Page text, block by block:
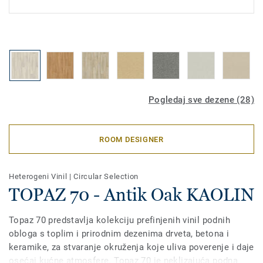
Pogledaj sve dezene (28)
ROOM DESIGNER
Heterogeni Vinil |Circular Selection
TOPAZ 70 - Antik Oak KAOLIN
Topaz 70 predstavlja kolekciju prefinjenih vinil podnih
obloga s toplim i prirodnim dezenima drveta, betona i
keramike, za stvaranje okruženja koje uliva poverenje i daje
osećaj kućne atmosfere. Topaz 70 je neklizajuća podna